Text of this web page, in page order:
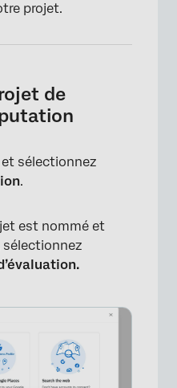
projet.
de
et sélectionnez
.
est nommé et
sélectionnez